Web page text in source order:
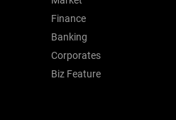
Finance
Banking
Corporates
Biz Feature